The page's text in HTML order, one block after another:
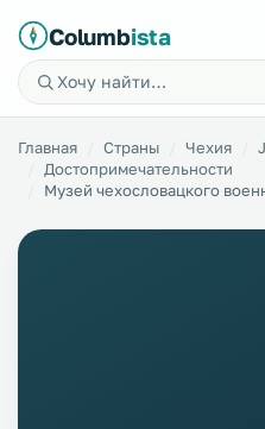
Columbista
Главная Страны Чехия
Достопримечательности
Музей чехословацкого